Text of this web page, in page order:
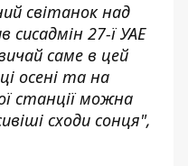
світанок над
сисадмін 27-ї УАЕ
саме в цей
осені та на
станції можна
сходи сонця",